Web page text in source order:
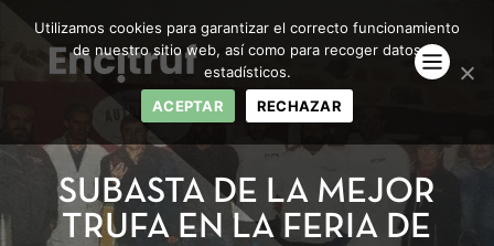
SUBASTA DE LA MEJOR
TRUFA EN LA FERIA DE
Utilizamos cookies para garantizar el correcto funcionamiento
de nuestro sitio web, así como para recoger datos
estadísticos.
ACEPTAR
RECHAZAR